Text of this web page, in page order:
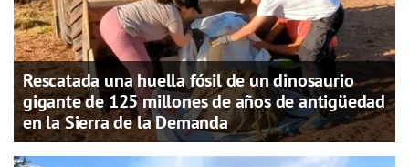
Rescatada una huella fósil de un dinosaurio
gigante de 125 millones de años de antigüedad
en la Sierra de la Demanda